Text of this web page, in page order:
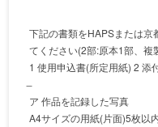
下記の書類をHAPSまたは京
てください(2部:原本1部、複
1 使用申込書(所定用紙) 2 添
ア 作品を記録した写真
A4サイズの用紙(片面)5枚以